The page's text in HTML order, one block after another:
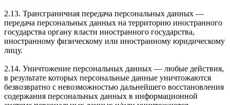
2.13. Трансграничная передача персональных данных —
передача персональных данных на территорию иностранного
государства органу власти иностранного государства,
иностранному физическому или иностранному юридическому
лицу.
2.14. Уничтожение персональных данных — любые действия,
в результате которых персональные данные уничтожаются
безвозвратно с невозможностью дальнейшего восстановления
содержания персональных данных в информационной